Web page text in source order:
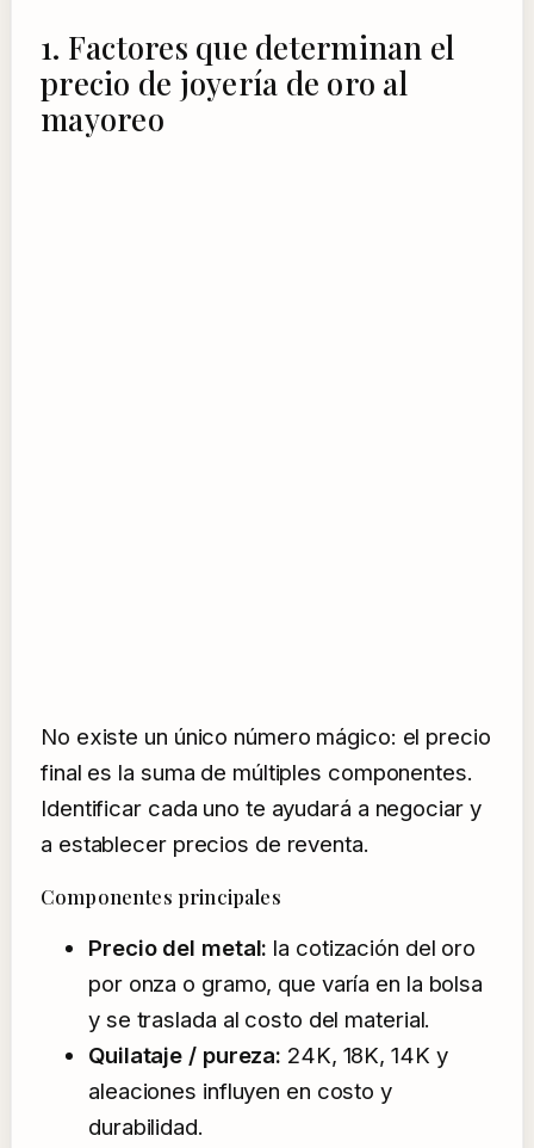
1. Factores que determinan el
precio de joyería de oro al
mayoreo
No existe un único número mágico: el precio
final es la suma de múltiples componentes.
Identificar cada uno te ayudará a negociar y
a establecer precios de reventa.
Componentes principales
Precio del metal: la cotización del oro
por onza o gramo, que varía en la bolsa
y se traslada al costo del material.
Quilataje / pureza: 24K, 18K, 14K y
aleaciones influyen en costo y
durabilidad.